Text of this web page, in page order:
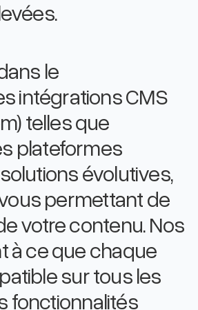
le
intégrations CMS
telles que
plateformes
évolutives,
permettant de
votre contenu. Nos
à ce que chaque
sur tous les
fonctionnalités